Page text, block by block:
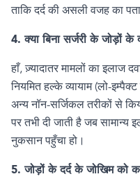
ताकि दर्द की असली वजह का
4.क्या बिना सर्जरी के जोड़ों के
हाँ,ज़्यादातर मामलों का इलाज
नियमित हल्के व्यायाम (लो-
अन्य नॉन-सर्जिकल तरीकों से
पर तभी दी जाती है जब सामान्य
नुकसान पहुँचा हो।
5.जोड़ों के दर्द के जोखिम को